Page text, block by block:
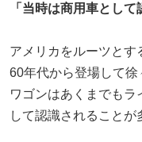
「当時は商用車として
アメリカをルーツと
60年代から登場して
ワゴンはあくまでもラ
して認識されることが